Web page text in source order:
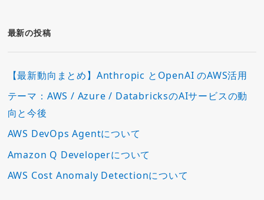
ー
最新の投稿
【最新動向まとめ】Anthropic とOpenAI のAWS活用
テーマ：AWS / Azure / DatabricksのAIサービスの動
向と今後
AWS DevOps Agentについて
Amazon Q Developerについて
AWS Cost Anomaly Detectionについて